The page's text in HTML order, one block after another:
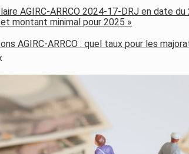
AGIRC-ARRCO 2024-17-DRJ en date
montant minimal pour 2025 »
AGIRC-ARRCO : quel taux pour les